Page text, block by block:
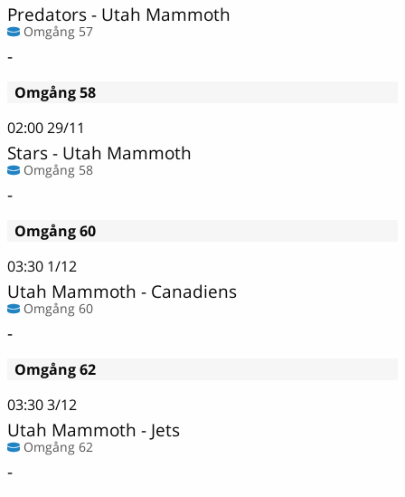
Predators - Utah Mammoth
Omgång 57
-
Omgång 58
02:0029/11
Stars - Utah Mammoth
Omgång 58
-
Omgång 60
03:30 1/12
Utah Mammoth - Canadiens
Omgång 60
-
Omgång 62
03:303/12
Utah Mammoth - Jets
Omgång 62
-